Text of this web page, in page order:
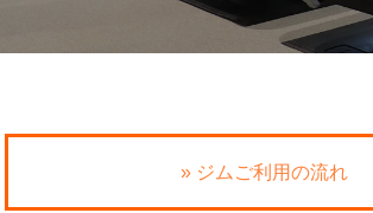
» ジムご利用の流れ